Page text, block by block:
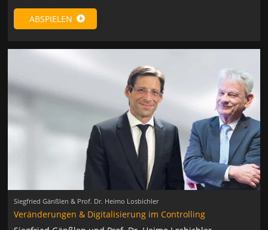
ABSPIELEN
Siegfried Gänßlen & Prof. Dr. Heimo Losbichler
Veränderungen & Digitalisierung im Controlling